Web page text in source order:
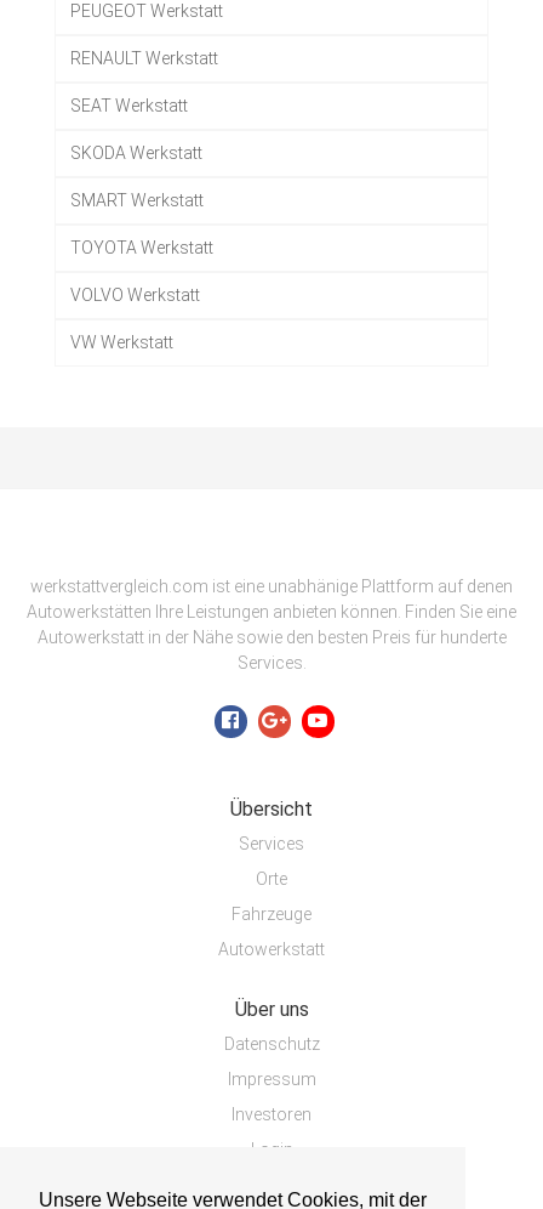
Unsere Webseite verwendet Cookies, mit der
PEUGEOT Werkstatt
RENAULT Werkstatt
SEAT Werkstatt
SKODA Werkstatt
SMART Werkstatt
TOYOTA Werkstatt
VOLVO Werkstatt
VW Werkstatt
werkstattvergleich.com ist eine unabhänige Plattform auf denen
Autowerkstätten Ihre Leistungen anbieten können. Finden Sie eine
Autowerkstatt in der Nähe sowie den besten Preis für hunderte
Services.
Übersicht
Services
Orte
Fahrzeuge
Autowerkstatt
Über uns
Datenschutz
Impressum
Investoren
Login